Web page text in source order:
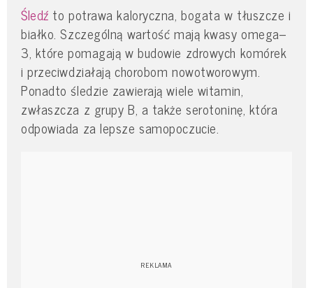
Śledź to potrawa kaloryczna, bogata w tłuszcze i
białko. Szczególną wartość mają kwasy omega–
3, które pomagają w budowie zdrowych komórek
i przeciwdziałają chorobom nowotworowym.
Ponadto śledzie zawierają wiele witamin,
zwłaszcza z grupy B, a także serotoninę, która
odpowiada za lepsze samopoczucie.